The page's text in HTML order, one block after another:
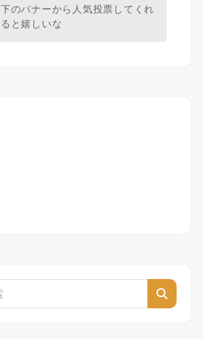
下のバナーから人気投票してくれ
ると嬉しいな